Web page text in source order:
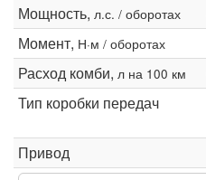
Мощность, л.с. / оборотах
Момент, Н·м / оборотах
Расход комби, л на 100 км
Тип коробки передач
Привод